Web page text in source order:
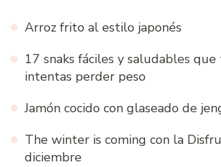
Arroz frito al estilo japonés
17 snaks fáciles y saludables
intentas perder peso
Jamón cocido con glaseado de
The winter is coming con la
diciembre